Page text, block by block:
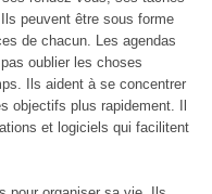
peuvent être sous forme
de chacun. Les agendas
oublier les choses
Ils aident à se concentrer
objectifs plus rapidement. Il
et logiciels qui facilitent